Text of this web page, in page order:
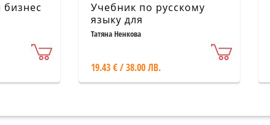
бизнес
Учебник по русскому
языку для
профилированной
Татяна Ненкова
19.43 € / 38.00 ЛВ.